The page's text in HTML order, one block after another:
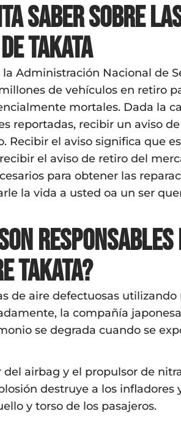
saber sobre
Takata
la Administración Nacional de
de vehículos en retiro
mortales. Dada la
reportadas, recibir un aviso
Recibir el aviso significa que
el aviso de retiro del
para obtener las
la vida a usted oa un ser
son
Takata?
de aire defectuosas
la compañía
se degrada cuando se
airbag y el propulsor de
destruye a los
y torso de los pasajeros.